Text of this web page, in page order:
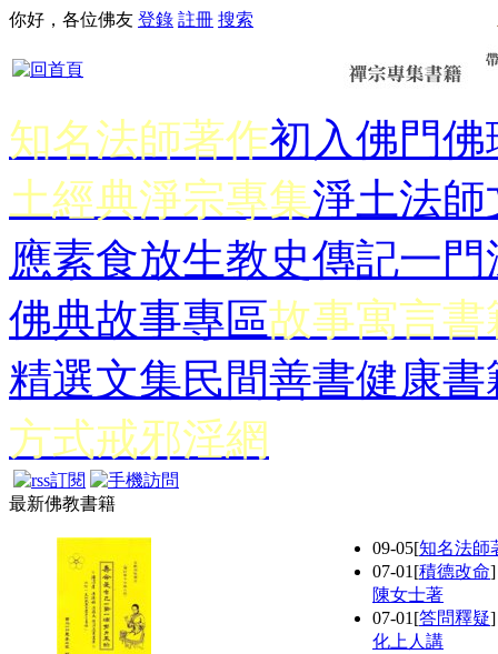
你好，各位佛友 登錄 註冊 搜索
知名法師著作初入佛門佛
土經典淨宗專集淨土法師
應素食放生教史傳記一門
佛典故事專區故事寓言書
精選文集民間善書健康書
方式戒邪淫網
最新佛教書籍
09-05[知名法師
07-01 [積德改命
陳女士著
07-01 [答問釋疑
化上人講